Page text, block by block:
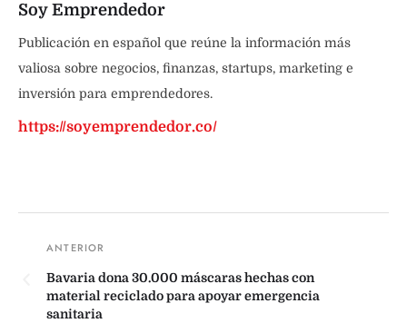
Soy Emprendedor
Publicación en español que reúne la información más
valiosa sobre negocios, finanzas, startups, marketing e
inversión para emprendedores.
https://soyemprendedor.co/
Bavaria dona 30.000 máscaras hechas con
material reciclado para apoyar emergencia
sanitaria